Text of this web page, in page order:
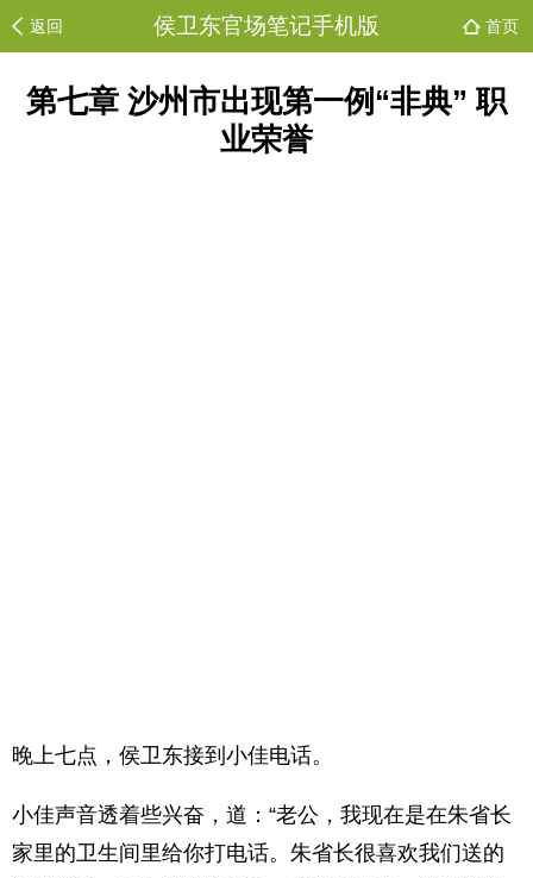
返回 侯卫东官场笔记手机版 首页
第七章 沙州市出现第一例“非典” 职
业荣誉
晚上七点，侯卫东接到小佳电话。
小佳声音透着些兴奋，道：“老公，我现在是在朱省长
家里的卫生间里给你打电话。朱省长很喜欢我们送的